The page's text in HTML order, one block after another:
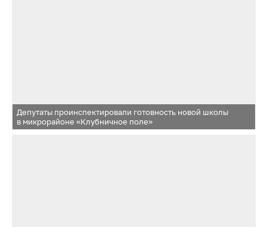
Депутаты проинспектировали готовность новой школы
в микрорайоне «Клубничное поле»